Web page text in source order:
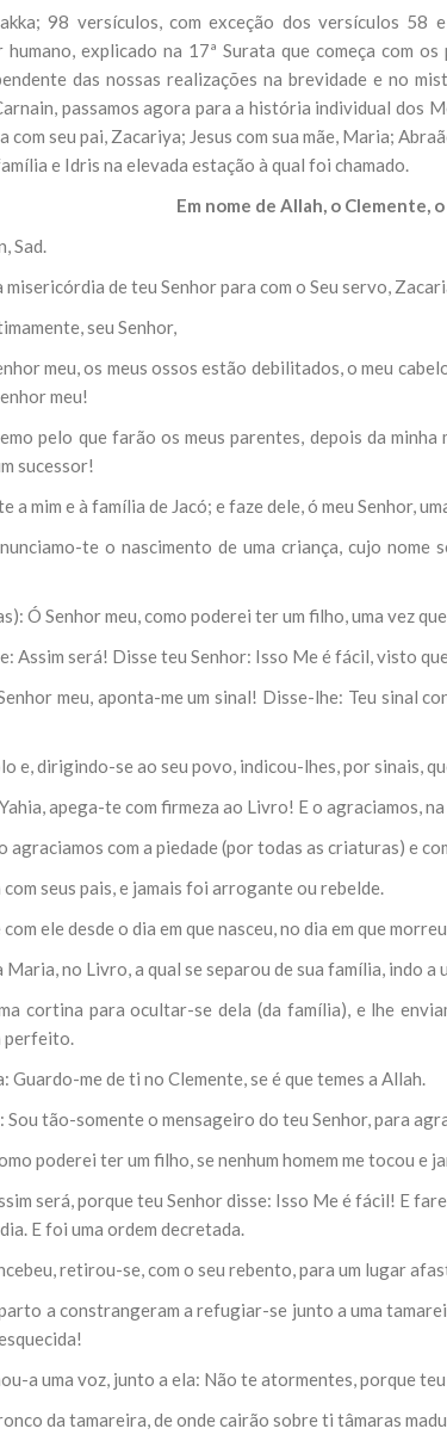
data em que
o Imam Ali Ibn Al-
Ábidin” (Formosura
NOTÍCIAS
3 DE JULHO DE 2014
Centro Islâmico no
Relações Exteriores
Na noite da quinta-feira, 03
sede, em São Paulo, o ex-
98 versículos, com exceção dos versículos 58
explicado na 17ª Surata que começa com
das nossas realizações na brevidade e no
passamos agora para a história individual dos
com seu pai, Zacariya; Jesus com sua mãe, Maria;
e Idris na elevada estação à qual foi chamado.
Em nome de Allah, o Clemente,
Sad.
misericórdia de teu Senhor para com o Seu servo,
seu Senhor,
meu, os meus ossos estão debilitados, o meu
meu!
pelo que farão os meus parentes, depois da
sucessor!
a mim e à família de Jacó; e faze dele, ó meu Senhor,
te o nascimento de uma criança, cujo nome
Ó Senhor meu, como poderei ter um filho, uma vez
Assim será! Disse teu Senhor: Isso Me é fácil, visto
meu, aponta-me um sinal! Disse-lhe: Teu sinal
e, dirigindo-se ao seu povo, indicou-lhes, por sinais,
apega-te com firmeza ao Livro! E o agraciamos,
agraciamos com a piedade (por todas as criaturas) e
seus pais, e jamais foi arrogante ou rebelde.
ele desde o dia em que nasceu, no dia em que
Maria, no Livro, a qual se separou de sua família, indo a
cortina para ocultar-se dela (da família), e lhe
perfeito.
Guardo-me de ti no Clemente, se é que temes a Allah.
Sou tão-somente o mensageiro do teu Senhor, para
poderei ter um filho, se nenhum homem me tocou e
será, porque teu Senhor disse: Isso Me é fácil! E
E foi uma ordem decretada.
retirou-se, com o seu rebento, para um lugar
a constrangeram a refugiar-se junto a uma
a uma voz, junto a ela: Não te atormentes, porque
da tamareira, de onde cairão sobre ti tâmaras